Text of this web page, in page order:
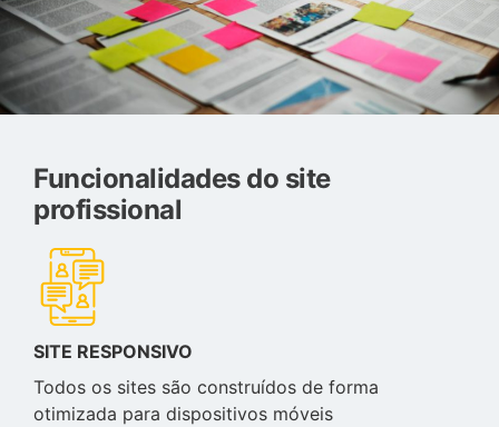
Funcionalidades do site
profissional
SITE RESPONSIVO
Todos os sites são construídos de forma
otimizada para dispositivos móveis